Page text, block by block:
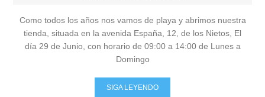
Como todos los años nos vamos de playa y abrimos nuestra
tienda, situada en la avenida España, 12, de los Nietos, El
día 29 de Junio, con horario de 09:00 a 14:00 de Lunes a
Domingo
SIGA LEYENDO